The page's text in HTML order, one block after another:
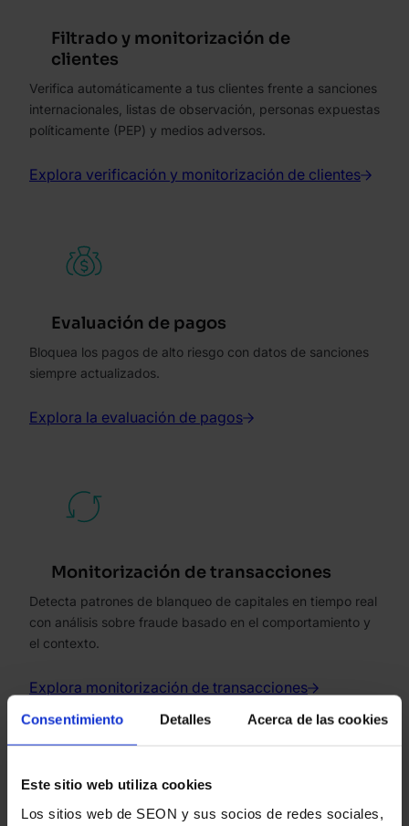
Consentimiento Detalles Acerca de las cookies
Este sitio web utiliza cookies
Los sitios web de SEON y sus socios de redes sociales,
Filtrado y monitorización de
clientes
Verifica automáticamente a tus clientes frente a sanciones
internacionales, listas de observación, personas expuestas
políticamente (PEP) y medios adversos.
Explora verificación y monitorización de clientes
Evaluación de pagos
Bloquea los pagos de alto riesgo con datos de sanciones
siempre actualizados.
Explora la evaluación de pagos
Monitorización de transacciones
Detecta patrones de blanqueo de capitales en tiempo real
con análisis sobre fraude basado en el comportamiento y
el contexto.
Explora monitorización de transacciones